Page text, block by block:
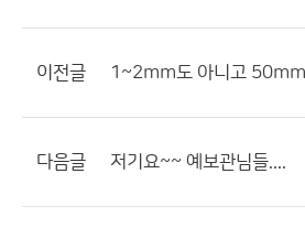
이전글 1~2mm도 아니고
다음글 저기요~~ 예보관님들....